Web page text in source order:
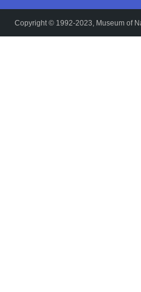
Copyright © 1992-2023, Museum of